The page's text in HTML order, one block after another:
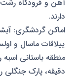
دارند.